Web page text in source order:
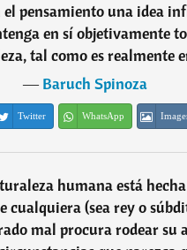
el pensamiento una idea
en sí objetivamente
tal como es realmente
―Baruch Spinoza
Twitter WhatsApp
humana está
cualquiera (sea rey o
mal procura rodear su